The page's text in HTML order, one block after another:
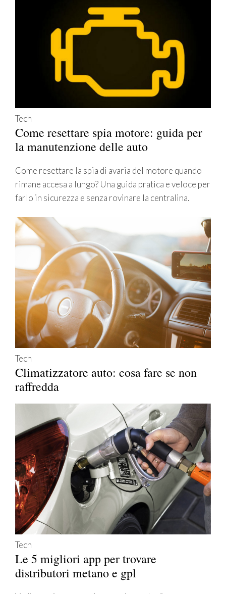
Tech
Come resettare spia motore: guida per
la manutenzione delle auto
Come resettare la spia di avaria del motore quando
rimane accesa a lungo? Una guida pratica e veloce per
farlo in sicurezza e senza rovinare la centralina.
Tech
Climatizzatore auto: cosa fare se non
raffredda
Tech
Le 5 migliori app per trovare
distributori metano e gpl